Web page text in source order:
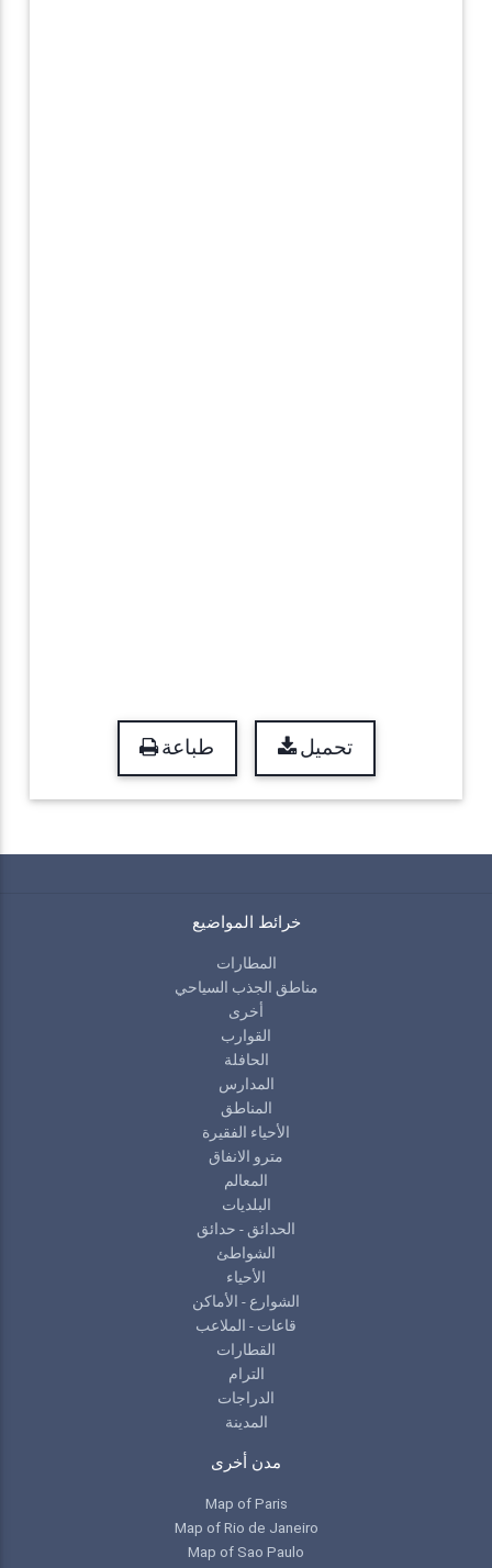
طباعة تحميل
خرائط المواضيع
المطارات
مناطق الجذب السياحي
أخرى
القوارب
الحافلة
المدارس
المناطق
الأحياء الفقيرة
مترو الانفاق
المعالم
البلديات
الحدائق - حدائق
الشواطئ
الأحياء
الشوارع - الأماكن
قاعات - الملاعب
القطارات
الترام
الدراجات
المدينة
مدن أخرى
Map of Paris
Map of Rio de Janeiro
Map of Sao Paulo